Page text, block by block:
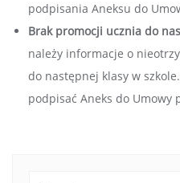
podpisania Aneksu do
Brak promocji ucznia do
należy informacje o
do następnej klasy w
podpisać Aneks do Umowy